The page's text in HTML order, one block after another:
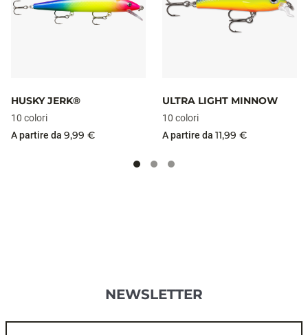
HUSKY JERK®
10 colori
A partire da 9,99 €
ULTRA LIGHT MINNOW
10 colori
A partire da 11,99 €
NEWSLETTER